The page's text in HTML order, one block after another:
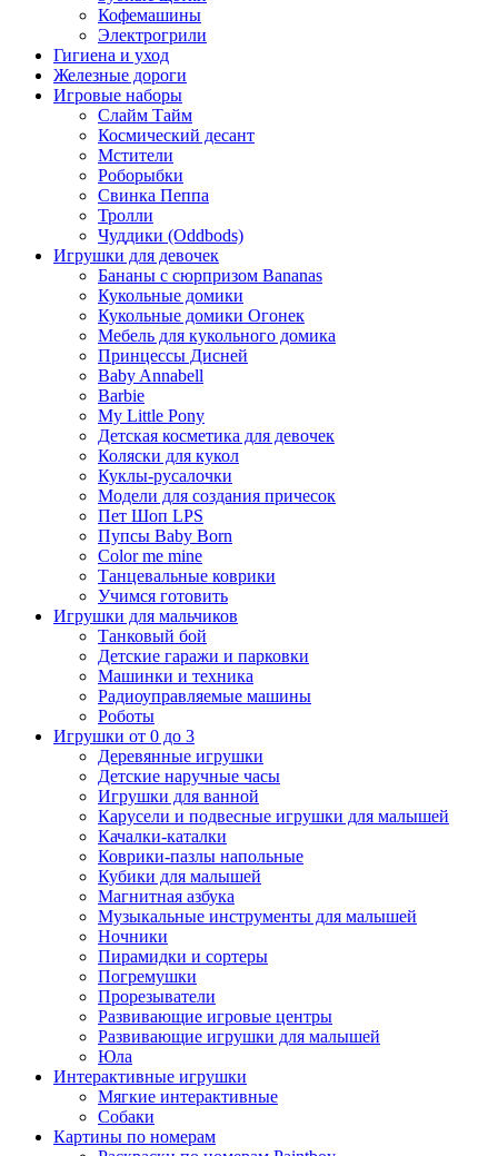
Кофемашины
Электрогрили
Гигиена и уход
Железные дороги
Игровые наборы
Слайм Тайм
Космический десант
Мстители
Роборыбки
Свинка Пеппа
Тролли
Чуддики (Oddbods)
Игрушки для девочек
Бананы с сюрпризом Bananas
Кукольные домики
Кукольные домики Огонек
Мебель для кукольного домика
Принцессы Дисней
Baby Annabell
Barbie
My Little Pony
Детская косметика для девочек
Коляски для кукол
Куклы-русалочки
Модели для создания причесок
Пет Шоп LPS
Пупсы Baby Born
Сolor me mine
Танцевальные коврики
Учимся готовить
Игрушки для мальчиков
Танковый бой
Детские гаражи и парковки
Машинки и техника
Радиоуправляемые машины
Роботы
Игрушки от 0 до 3
Деревянные игрушки
Детские наручные часы
Игрушки для ванной
Карусели и подвесные игрушки для малышей
Качалки-каталки
Коврики-пазлы напольные
Кубики для малышей
Магнитная азбука
Музыкальные инструменты для малышей
Ночники
Пирамидки и сортеры
Погремушки
Прорезыватели
Развивающие игровые центры
Развивающие игрушки для малышей
Юла
Интерактивные игрушки
Мягкие интерактивные
Собаки
Картины по номерам